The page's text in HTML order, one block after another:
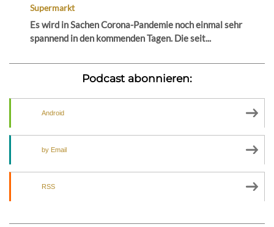
Supermarkt
Es wird in Sachen Corona-Pandemie noch einmal sehr
spannend in den kommenden Tagen. Die seit...
Podcast abonnieren:
Android
by Email
RSS